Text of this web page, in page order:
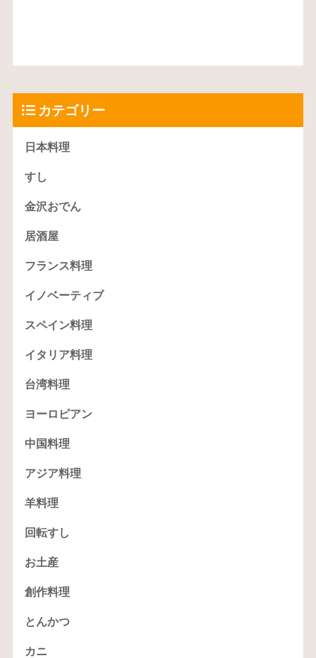
カテゴリー
日本料理
すし
金沢おでん
居酒屋
フランス料理
イノベーティブ
スペイン料理
イタリア料理
台湾料理
ヨーロピアン
中国料理
アジア料理
羊料理
回転すし
お土産
創作料理
とんかつ
カニ